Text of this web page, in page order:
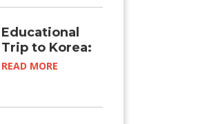
Mimpi Belajar
di Korea
Educational
Trip to Korea:
Menjelajahi
Terbaik di
READ MORE